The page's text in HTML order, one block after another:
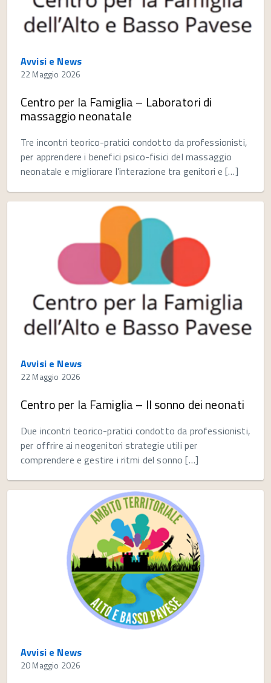
Avvisi e News
22 Maggio 2026
Centro per la Famiglia – Laboratori di
massaggio neonatale
Tre incontri teorico-pratici condotto da professionisti,
per apprendere i benefici psico-fisici del massaggio
neonatale e migliorare l’interazione tra genitori e […]
Avvisi e News
22 Maggio 2026
Centro per la Famiglia – Il sonno dei neonati
Due incontri teorico-pratici condotto da professionisti,
per offrire ai neogenitori strategie utili per
comprendere e gestire i ritmi del sonno […]
Avvisi e News
20 Maggio 2026